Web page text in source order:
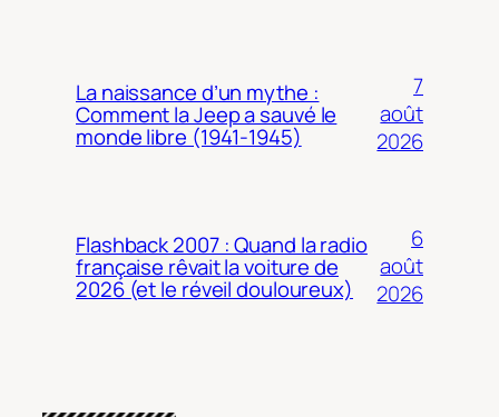
La naissance d’un mythe :
Comment la Jeep a sauvé le
monde libre (1941-1945)
7
août
2026
Flashback 2007 : Quand la radio
française rêvait la voiture de
2026 (et le réveil douloureux)
6
août
2026